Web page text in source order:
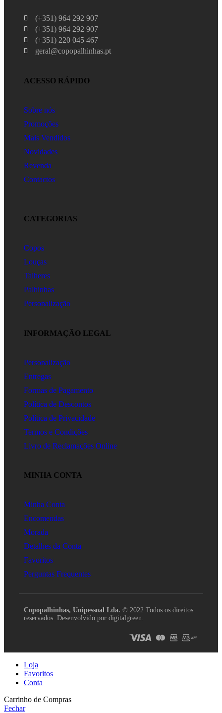
(+351) 964 292 907
(+351) 964 292 907
(+351) 220 045 467
geral@copopalhinhas.pt
ACESSO RÁPIDO
Sobre nós
Promoções
Mais Vendidos
Novidades
Revenda
Contactos
CATEGORIAS
Copos
Louças
Talheres
Palhinhas
Personalização
INFORMAÇÃO LEGAL
Personalização
Entregas
Formas de Pagamento
Política de Descontos
Política de Privacidade
Termos e Condições
Livro de Reclamações Online
MINHA CONTA
Minha Conta
Encomendas
Morada
Detalhes da Conta
Favoritos
Perguntas Frequentes
Copopalhinhas, Unipessoal Lda. © 2022 Todos os direitos
reservados. Desenvolvido por digitalgreen.
Loja
Favoritos
Conta
Carrinho de Compras
Fechar